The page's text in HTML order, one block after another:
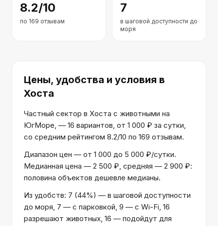
8.2/10
по 169 отзывам
7
в шаговой доступности до
моря
Цены, удобства и условия в
Хоста
Частный сектор в Хоста с животными на
ЮгМоре, — 16 вариантов, от 1 000 ₽ за сутки,
со средним рейтингом 8.2/10 по 169 отзывам.
Диапазон цен — от 1 000 до 5 000 ₽/сутки.
Медианная цена — 2 500 ₽, средняя — 2 900 ₽:
половина объектов дешевле медианы.
Из удобств: 7 (44%) — в шаговой доступности
до моря, 7 — с парковкой, 9 — с Wi-Fi, 16
разрешают животных, 16 — подойдут для